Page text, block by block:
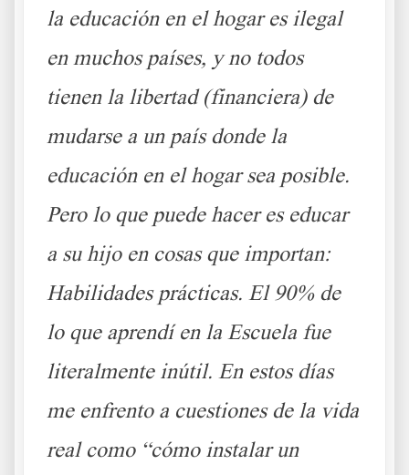
la educación en el hogar es ilegal
en muchos países, y no todos
tienen la libertad (financiera) de
mudarse a un país donde la
educación en el hogar sea posible.
Pero lo que puede hacer es educar
a su hijo en cosas que importan:
Habilidades prácticas. El 90% de
lo que aprendí en la Escuela fue
literalmente inútil. En estos días
me enfrento a cuestiones de la vida
real como “cómo instalar un